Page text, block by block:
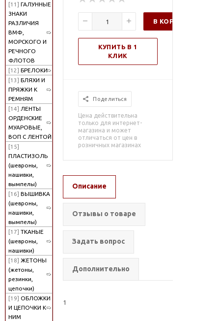
[11] ГАЛУННЫЕ
ЗНАКИ
РАЗЛИЧИЯ
ВМФ,
МОРСКОГО И
РЕЧНОГО
ФЛОТОВ
[12] БРЕЛОКИ
[13] БЛЯХИ И
ПРЯЖКИ К
РЕМНЯМ
[14] ЛЕНТЫ
ОРДЕНСКИЕ
МУАРОВЫЕ,
ВОП С ЛЕНТОЙ
[15]
ПЛАСТИЗОЛЬ
(шевроны,
нашивки,
вымпелы)
[16] ВЫШИВКА
(шевроны,
нашивки,
вымпелы)
[17] ТКАНЫЕ
(шевроны,
нашивки)
[18] ЖЕТОНЫ
(жетоны,
резинки,
цепочки)
[19] ОБЛОЖКИ
И ЦЕПОЧКИ К
НИМ
В КОРЗИНУ
КУПИТЬ В 1
КЛИК
Поделиться
Цена действительна
только для интернет-
магазина и может
отличаться от цен в
розничных магазинах
Описание
Отзывы о товаре
Задать вопрос
Дополнительно
1